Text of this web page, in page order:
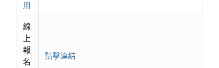
用
線
上
報
名
點擊連結